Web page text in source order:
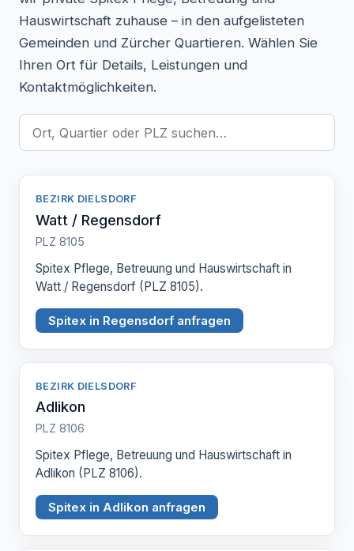
Hauswirtschaft zuhause – in den aufgelisteten
Gemeinden und Zürcher Quartieren. Wählen Sie
Ihren Ort für Details, Leistungen und
Kontaktmöglichkeiten.
BEZIRK DIELSDORF
Watt / Regensdorf
PLZ 8105
Spitex Pflege, Betreuung und Hauswirtschaft in
Watt / Regensdorf (PLZ 8105).
Spitex in Regensdorf anfragen
BEZIRK DIELSDORF
Adlikon
PLZ 8106
Spitex Pflege, Betreuung und Hauswirtschaft in
Adlikon (PLZ 8106).
Spitex in Adlikon anfragen